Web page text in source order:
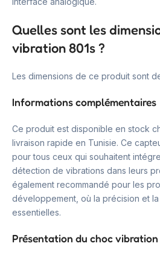
Quelles sont les
vibration 801s ?
Les dimensions de ce produit sont
Informations complémentaires
Ce produit est disponible en stock
livraison rapide en Tunisie. Ce
pour tous ceux qui souhaitent
détection de vibrations dans leurs
également recommandé pour les
développement, où la précision et
essentielles.
Présentation du choc vibration